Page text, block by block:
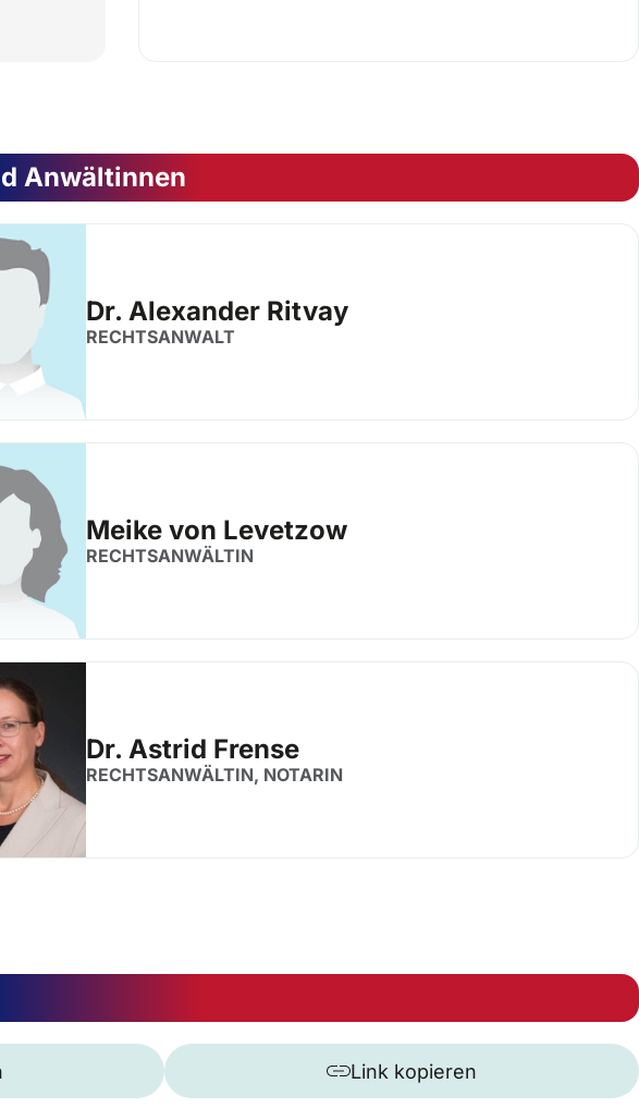
Anwältinnen
Dr. Alexander Ritvay
RECHTSANWALT
Meike von Levetzow
RECHTSANWÄLTIN
Dr. Astrid Frense
RECHTSANWÄLTIN, NOTARIN
Link kopieren